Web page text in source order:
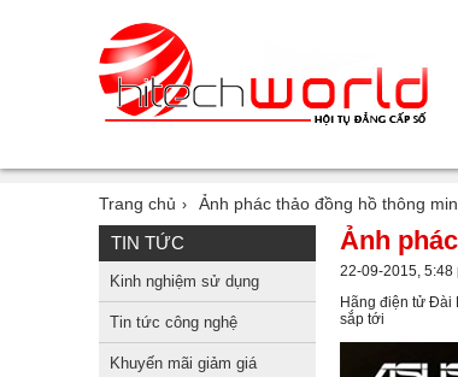
Trang chủ › Ảnh phác thảo đồng hồ thông
TIN TỨC
Kinh nghiệm sử dụng
Tin tức công nghệ
Khuyến mãi giảm giá
Ảnh
22-09-2015, 5:48
Hãng điện tử Đài
sắp tới